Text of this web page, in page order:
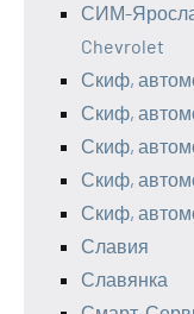
СИМ-
Chevrolet
Скиф,
Скиф,
Скиф,
Скиф,
Скиф,
Славия
Славянка